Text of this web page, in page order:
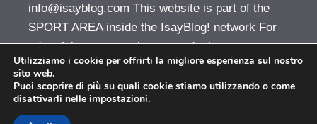
info@isayblog.com This website is part of the
SPORT AREA inside the IsayBlog! network For
advertising, press releases and other
opportunities: info@isayblog.com
Utilizziamo i cookie per offrirti la migliore esperienza sul nostro
sito web.
Puoi scoprire di più su quali cookie stiamo utilizzando o come
disattivarli nelle impostazioni.
Vuoi pubblicare sul nostro network?